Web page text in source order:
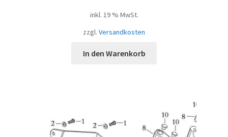
inkl. 19 % MwSt.
zzgl. Versandkosten
In den Warenkorb